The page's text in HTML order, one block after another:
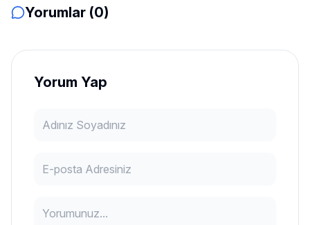
Yorumlar (0)
Yorum Yap